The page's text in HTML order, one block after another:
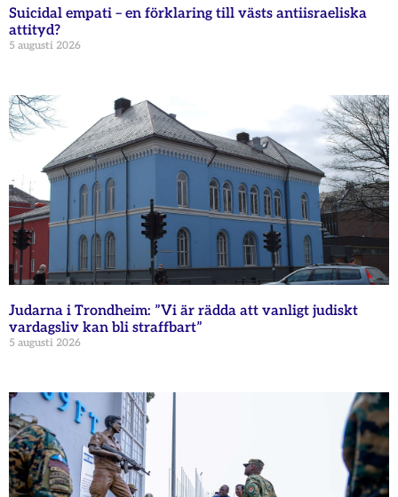
Suicidal empati – en förklaring till västs antiisraeliska
attityd?
5 augusti 2026
Judarna i Trondheim: ”Vi är rädda att vanligt judiskt
vardagsliv kan bli straffbart”
5 augusti 2026